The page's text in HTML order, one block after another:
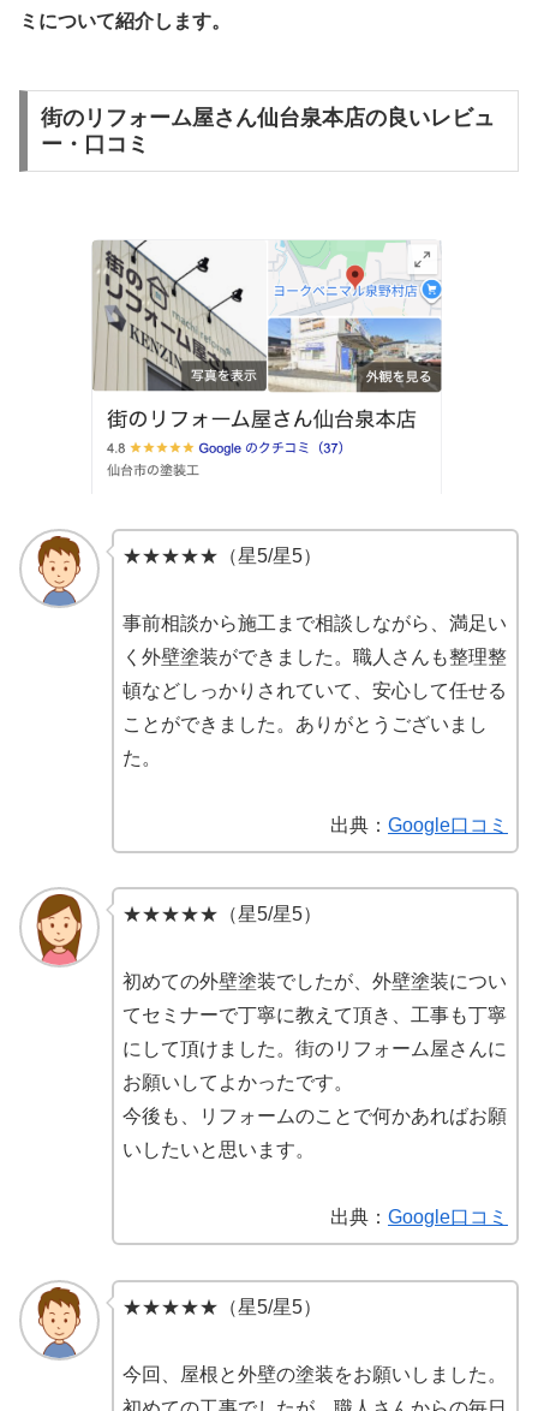
ミについて紹介します。
街のリフォーム屋さん仙台泉本店の良いレビュ
ー・口コミ
★★★★★（星5/星5）
事前相談から施工まで相談しながら、満足い
く外壁塗装ができました。職人さんも整理整
頓などしっかりされていて、安心して任せる
ことができました。ありがとうございまし
た。
出典： Google口コミ
★★★★★（星5/星5）
初めての外壁塗装でしたが、外壁塗装につい
てセミナーで丁寧に教えて頂き、工事も丁寧
にして頂けました。街のリフォーム屋さんに
お願いしてよかったです。
今後も、リフォームのことで何かあればお願
いしたいと思います。
出典： Google口コミ
★★★★★（星5/星5）
今回、屋根と外壁の塗装をお願いしました。